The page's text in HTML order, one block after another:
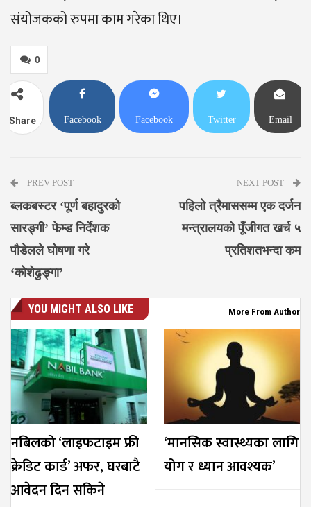
संयोजकको रुपमा काम गरेका थिए।
0
Share Facebook Facebook Twitter Email
PREV POST
ब्लकबस्टर ‘पूर्ण बहादुरको
सारङ्गी’ फेम्ड निर्देशक
पौडेलले घोषणा गरे
‘कोशेढुङ्गा’
NEXT POST
पहिलो त्रैमाससम्म एक दर्जन
मन्त्रालयको पूँजीगत खर्च ५
प्रतिशतभन्दा कम
YOU MIGHT ALSO LIKE More From Author
नबिलको ‘लाइफटाइम फ्री
क्रेडिट कार्ड’ अफर, घरबाटै
आवेदन दिन सकिने
‘मानसिक स्वास्थ्यका लागि
योग र ध्यान आवश्यक’